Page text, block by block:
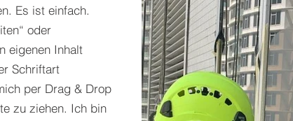
Es ist einfach.
oder
eigenen Inhalt
Schriftart
per Drag & Drop
zu ziehen. Ich bin